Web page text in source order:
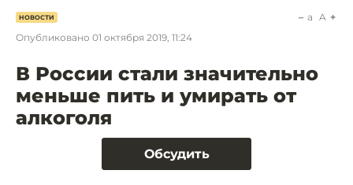
НОВОСТИ
Опубликовано 01 октября 2019, 11:24
a A
В России стали значительно
меньше пить и умирать от
алкоголя
Обсудить